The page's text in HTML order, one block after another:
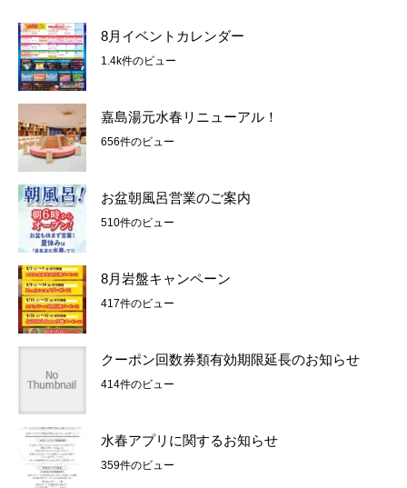
8月イベントカレンダー
1.4k件のビュー
嘉島湯元水春リニューアル！
656件のビュー
お盆朝風呂営業のご案内
510件のビュー
8月岩盤キャンペーン
417件のビュー
クーポン回数券類有効期限延長のお知らせ
414件のビュー
水春アプリに関するお知らせ
359件のビュー